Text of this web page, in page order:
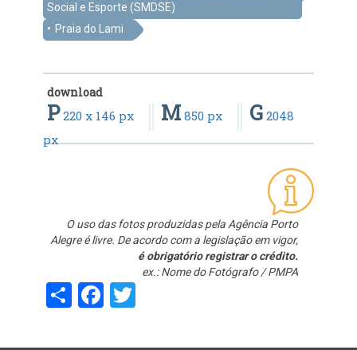
Social e Esporte (SMDSE)
Praia do Lami
download
P220 x 146 px M 850 px G 2048
px
O uso das fotos produzidas pela Agência Porto
Alegre é livre. De acordo com a legislação em vigor,
é obrigatório registrar o crédito.
ex.: Nome do Fotógrafo / PMPA
ShareFacebook